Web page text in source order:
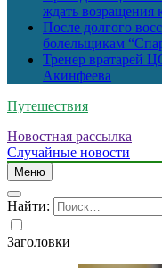
ждать возращения
После долгого
болельщикам
Тренер вратарей
Акинфеева
Путешествия
Новостная рассылка
Случайные новости
Меню
Найти:
Заголовки